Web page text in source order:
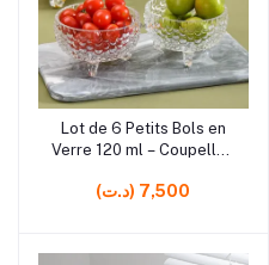
Ajouter au panier
Lot de 6 Petits Bols en
Verre 120 ml – Coupelles
Apéritif
(د.ت) 7,500